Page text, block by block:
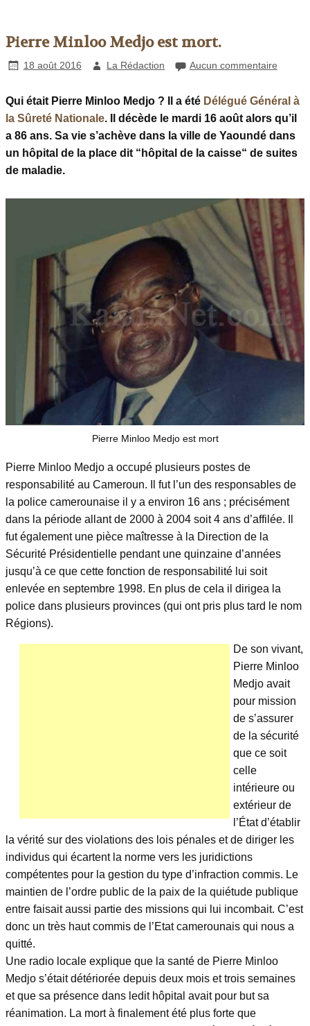
Pierre Minloo Medjo est mort.
18 août 2016 La Rédaction Aucun commentaire
Qui était Pierre Minloo Medjo ? Il a été Délégué Général à
la Sûreté Nationale. Il décède le mardi 16 août alors qu’il
a 86 ans. Sa vie s’achève dans la ville de Yaoundé dans
un hôpital de la place dit “hôpital de la caisse“ de suites
de maladie.
Pierre Minloo Medjo est mort
Pierre Minloo Medjo a occupé plusieurs postes de
responsabilité au Cameroun. Il fut l’un des responsables de
la police camerounaise il y a environ 16 ans ; précisément
dans la période allant de 2000 à 2004 soit 4 ans d’affilée. Il
fut également une pièce maîtresse à la Direction de la
Sécurité Présidentielle pendant une quinzaine d’années
jusqu’à ce que cette fonction de responsabilité lui soit
enlevée en septembre 1998. En plus de cela il dirigea la
police dans plusieurs provinces (qui ont pris plus tard le nom
Régions).
De son vivant,
Pierre Minloo
Medjo avait
pour mission
de s’assurer
de la sécurité
que ce soit
celle
intérieure ou
extérieur de
l’État d’établir
la vérité sur des violations des lois pénales et de diriger les
individus qui écartent la norme vers les juridictions
compétentes pour la gestion du type d’infraction commis. Le
maintien de l’ordre public de la paix de la quiétude publique
entre faisait aussi partie des missions qui lui incombait. C’est
donc un très haut commis de l’Etat camerounais qui nous a
quitté.
Une radio locale explique que la santé de Pierre Minloo
Medjo s’était détériorée depuis deux mois et trois semaines
et que sa présence dans ledit hôpital avait pour but sa
réanimation. La mort à finalement été plus forte que